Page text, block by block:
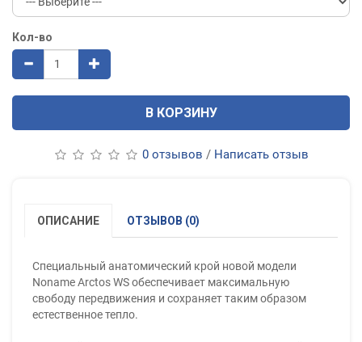
Кол-во
В КОРЗИНУ
0 отзывов / Написать отзыв
ОПИСАНИЕ ОТЗЫВОВ (0)
Специальный анатомический крой новой модели
Noname Arctos WS обеспечивает максимальную
свободу передвижения и сохраняет таким образом
естественное тепло.